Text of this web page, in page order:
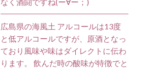
広島県の海風土 アルコールは13度
と低アルコールですが、原酒となっ
ており風味や味はダイレクトに伝わ
ります。 飲んだ時の酸味が特徴でと